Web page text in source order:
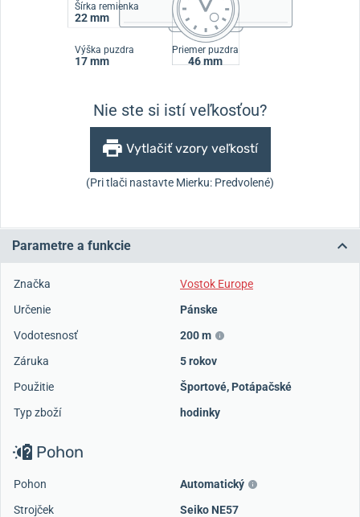
Šírka remienka
22 mm
Výška puzdra
17 mm
Priemer puzdra
46 mm
Nie ste si istí veľkosťou?
Vytlačiť vzory veľkostí
(Pri tlači nastavte Mierku: Predvolené)
Parametre a funkcie
Značka
Vostok Europe
Určenie
Pánske
Vodotesnosť
200 m
Záruka
5 rokov
Použitie
Športové, Potápačské
Typ zboží
hodinky
Pohon
Pohon
Automatický
Strojček
Seiko NE57